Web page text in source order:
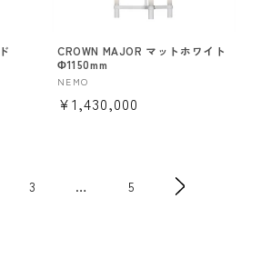
CROWN MAJOR マットホワイト
Φ1150mm
販
売
NEMO
通
¥1,430,000
3 … 5